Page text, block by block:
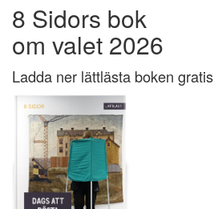
8 Sidors bok
om valet 2026
Ladda ner lättlästa boken gratis